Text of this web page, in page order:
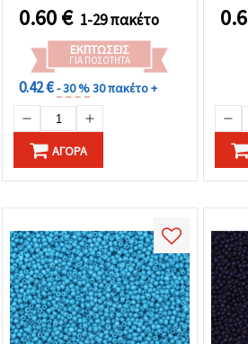
0.60€ 1-29 πακέτο
ΕΚΠΤΏΣΕΙΣ
ΓΙΑ ΠΟΣΌΤΗΤΑ
0.42 €- 30 %30 πακέτο +
ΑΓΟΡΆ